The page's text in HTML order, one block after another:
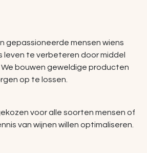
gepassioneerde mensen wiens
leven te verbeteren door middel
We bouwen geweldige producten
op te lossen.
voor alle soorten mensen of
van wijnen willen optimaliseren.